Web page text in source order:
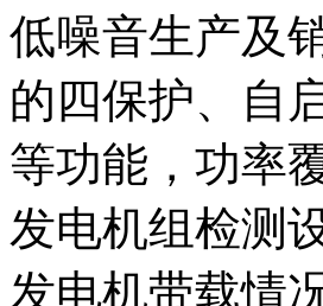
低噪音生产及
的四保护、自
等功能，功率
发电机组检测
发电机带载情